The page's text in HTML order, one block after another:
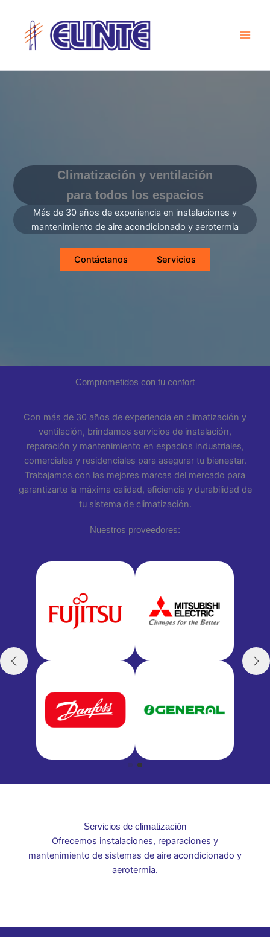
contenido
Climatización y ventilación
para todos los espacios
Más de 30 años de experiencia en instalaciones y
mantenimiento de aire acondicionado y aerotermia
Contáctanos Servicios
Comprometidos con tu confort
Con más de 30 años de experiencia en climatización y
ventilación, brindamos servicios de instalación,
reparación y mantenimiento en espacios industriales,
comerciales y residenciales para asegurar tu bienestar.
Trabajamos con las mejores marcas del mercado para
garantizarte la máxima calidad, eficiencia y durabilidad de
tu sistema de climatización.
Nuestros proveedores:
Servicios de climatización
Ofrecemos instalaciones, reparaciones y
mantenimiento de sistemas de aire acondicionado y
aerotermia.